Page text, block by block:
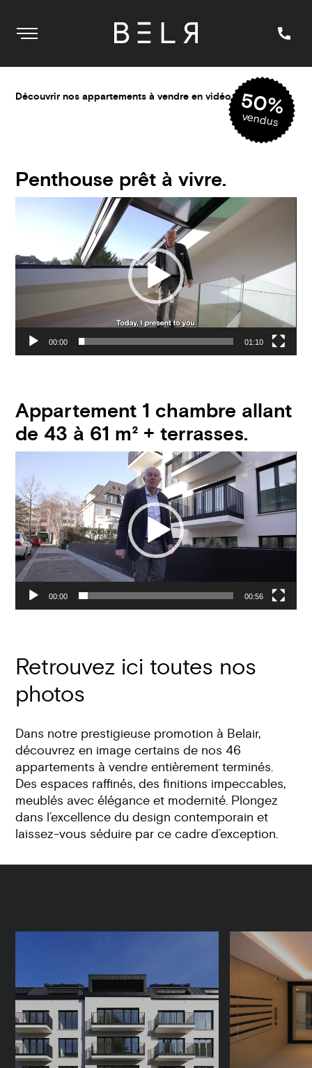
Infos
Menu
50%
vendus
Découvrir nos appartements à vendre en vidéo
Penthouse prêt à vivre.
00:00 01:10
Appartement 1 chambre allant
de 43 à 61 m² + terrasses.
Player
00:00 00:56
Retrouvez ici toutes nos
photos
Dans notre prestigieuse promotion à Belair,
découvrez en image certains de nos 46
appartements à vendre entièrement terminés.
Des espaces raffinés, des finitions impeccables,
meublés avec élégance et modernité. Plongez
dans l’excellence du design contemporain et
laissez-vous séduire par ce cadre d’exception.